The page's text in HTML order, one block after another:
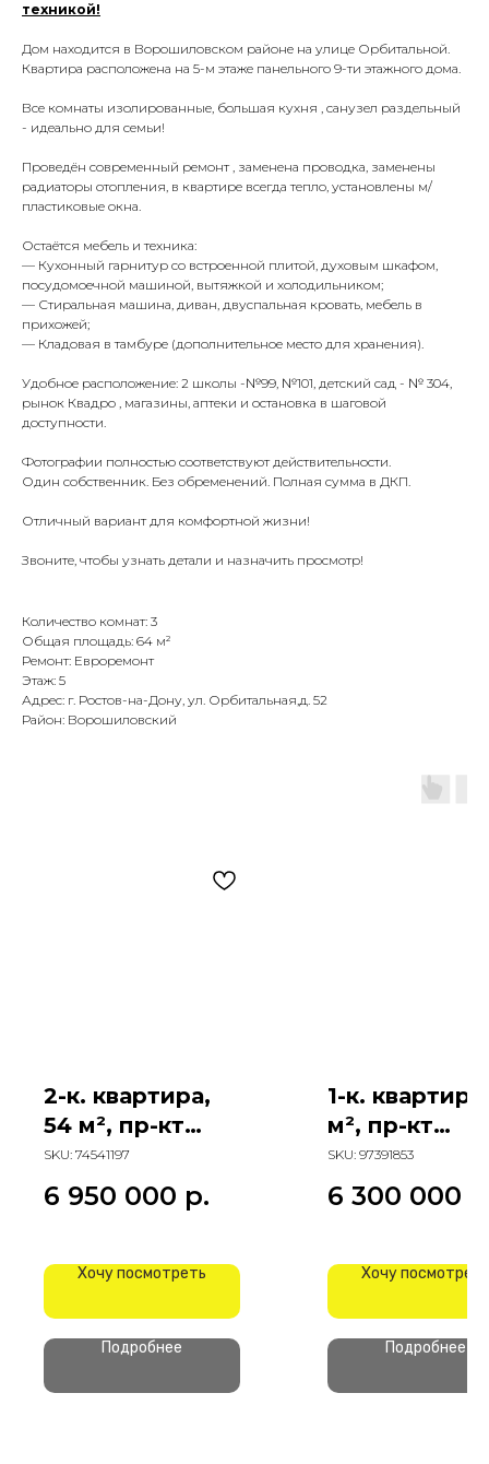
техникой!
Дом находится в Ворошиловском районе на улице Орбитальной.
Квартира расположена на 5-м этаже панельного 9-ти этажного дома.
Все комнаты изолированные, большая кухня , санузел раздельный
- идеально для семьи!
Проведён современный ремонт , заменена проводка, заменены
радиаторы отопления, в квартире всегда тепло, установлены м/
пластиковые окна.
Остаётся мебель и техника:
— Кухонный гарнитур со встроенной плитой, духовым шкафом,
посудомоечной машиной, вытяжкой и холодильником;
— Стиральная машина, диван, двуспальная кровать, мебель в
прихожей;
— Кладовая в тамбуре (дополнительное место для хранения).
Удобное расположение: 2 школы -№99, №101, детский сад - № 304,
рынок Квадро , магазины, аптеки и остановка в шаговой
доступности.
Фотографии полностью соответствуют действительности.
Один собственник. Без обременений. Полная сумма в ДКП.
Отличный вариант для комфортной жизни!
Звоните, чтобы узнать детали и назначить просмотр!
Количество комнат: 3
Общая площадь: 64 м²
Ремонт: Евроремонт
Этаж: 5
Адрес: г. Ростов-на-Дону, ул. Орбитальная,д. 52
Район: Ворошиловский
2-к. квартира,
54 м², пр-кт
Маршала
Жукова
SKU: 74541197
6 950 000 р.
Хочу посмотреть
Подробнее
1-к.
м², пр-кт
Маршала
Жукова
SKU: 97391853
6 300 000
Хочу посмотреть
Подробнее